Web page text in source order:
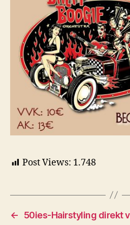
Post Views: 1.748
← 50ies-Hairstyling direkt